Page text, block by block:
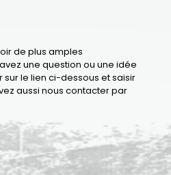
de plus amples
une question ou une idée
le lien ci-dessous et saisir
aussi nous contacter par